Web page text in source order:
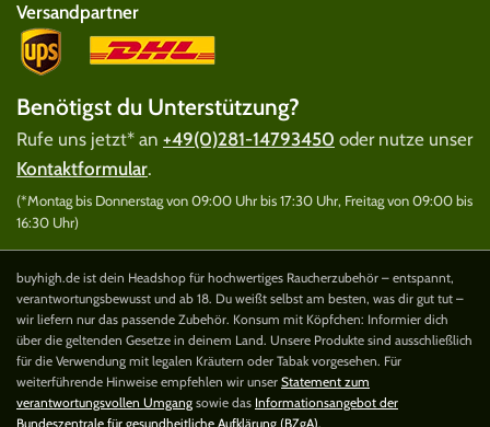
Versandpartner
Benötigst du Unterstützung?
Rufe uns jetzt* an +49(0)281-14793450 oder nutze unser
Kontaktformular.
(*Montag bis Donnerstag von 09:00 Uhr bis 17:30 Uhr, Freitag von 09:00 bis
16:30 Uhr)
buyhigh.de ist dein Headshop für hochwertiges Raucherzubehör – entspannt,
verantwortungsbewusst und ab 18. Du weißt selbst am besten, was dir gut tut –
wir liefern nur das passende Zubehör. Konsum mit Köpfchen: Informier dich
über die geltenden Gesetze in deinem Land. Unsere Produkte sind ausschließlich
für die Verwendung mit legalen Kräutern oder Tabak vorgesehen. Für
weiterführende Hinweise empfehlen wir unser Statement zum
verantwortungsvollen Umgang sowie das Informationsangebot der
Bundeszentrale für gesundheitliche Aufklärung (BZgA).